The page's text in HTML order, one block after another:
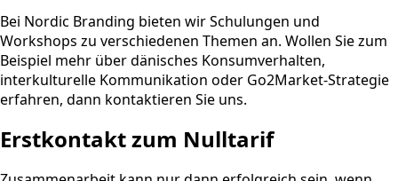
Bei Nordic Branding bieten wir Schulungen und
Workshops zu verschiedenen Themen an. Wollen Sie zum
Beispiel mehr über dänisches Konsumverhalten,
interkulturelle Kommunikation oder Go2Market-Strategie
erfahren, dann kontaktieren Sie uns.
Erstkontakt zum Nulltarif